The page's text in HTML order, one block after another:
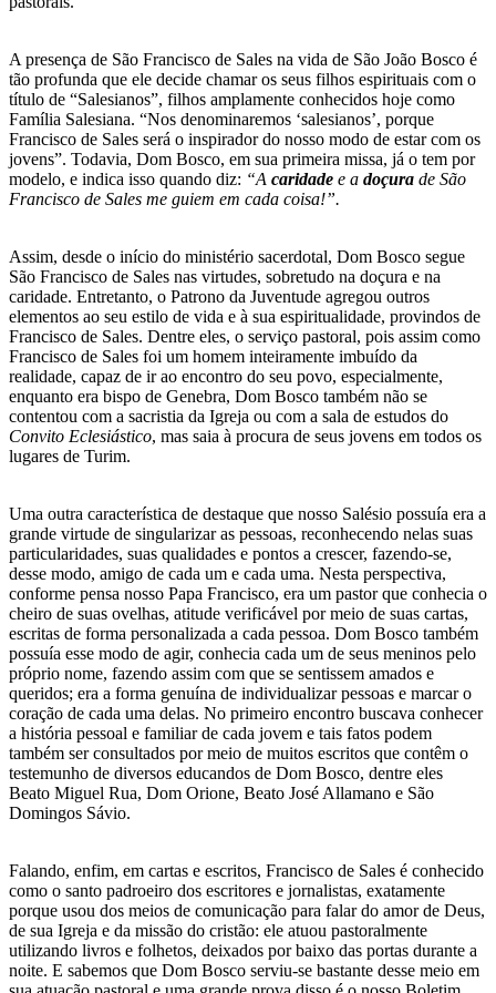
A presença de São Francisco de Sales na vida de São João Bosco é
tão profunda que ele decide chamar os seus filhos espirituais com o
título de “Salesianos”, filhos amplamente conhecidos hoje como
Família Salesiana. “Nos denominaremos ‘salesianos’, porque
Francisco de Sales será o inspirador do nosso modo de estar com os
jovens”. Todavia, Dom Bosco, em sua primeira missa, já o tem por
modelo, e indica isso quando diz: “A caridade e a doçura de São
Francisco de Sales me guiem em cada coisa!”.
Assim, desde o início do ministério sacerdotal, Dom Bosco segue
São Francisco de Sales nas virtudes, sobretudo na doçura e na
caridade. Entretanto, o Patrono da Juventude agregou outros
elementos ao seu estilo de vida e à sua espiritualidade, provindos de
Francisco de Sales. Dentre eles, o serviço pastoral, pois assim como
Francisco de Sales foi um homem inteiramente imbuído da
realidade, capaz de ir ao encontro do seu povo, especialmente,
enquanto era bispo de Genebra, Dom Bosco também não se
contentou com a sacristia da Igreja ou com a sala de estudos do
Convito Eclesiástico, mas saia à procura de seus jovens em todos os
lugares de Turim.
Uma outra característica de destaque que nosso Salésio possuía era a
grande virtude de singularizar as pessoas, reconhecendo nelas suas
particularidades, suas qualidades e pontos a crescer, fazendo-se,
desse modo, amigo de cada um e cada uma. Nesta perspectiva,
conforme pensa nosso Papa Francisco, era um pastor que conhecia o
cheiro de suas ovelhas, atitude verificável por meio de suas cartas,
escritas de forma personalizada a cada pessoa. Dom Bosco também
possuía esse modo de agir, conhecia cada um de seus meninos pelo
próprio nome, fazendo assim com que se sentissem amados e
queridos; era a forma genuína de individualizar pessoas e marcar o
coração de cada uma delas. No primeiro encontro buscava conhecer
a história pessoal e familiar de cada jovem e tais fatos podem
também ser consultados por meio de muitos escritos que contêm o
testemunho de diversos educandos de Dom Bosco, dentre eles
Beato Miguel Rua, Dom Orione, Beato José Allamano e São
Domingos Sávio.
Falando, enfim, em cartas e escritos, Francisco de Sales é conhecido
como o santo padroeiro dos escritores e jornalistas, exatamente
porque usou dos meios de comunicação para falar do amor de Deus,
de sua Igreja e da missão do cristão: ele atuou pastoralmente
utilizando livros e folhetos, deixados por baixo das portas durante a
noite. E sabemos que Dom Bosco serviu-se bastante desse meio em